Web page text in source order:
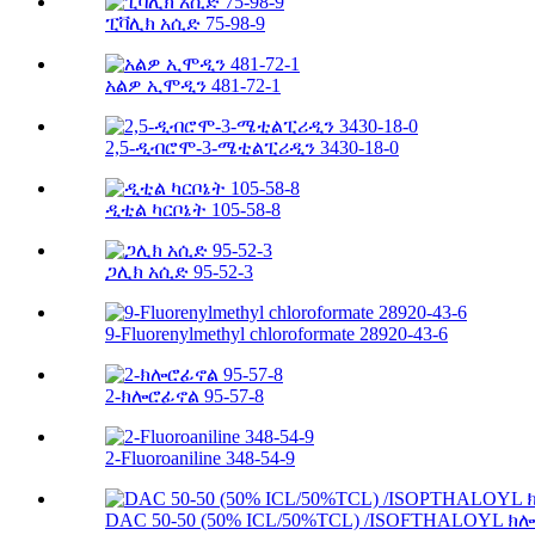
ፒቫሊክ አሲድ 75-98-9
አልዎ ኢሞዲን 481-72-1
2,5-ዲብሮሞ-3-ሜቲልፒሪዲን 3430-18-0
ዲቲል ካርቦኔት 105-58-8
ጋሊክ አሲድ 95-52-3
9-Fluorenylmethyl chloroformate 28920-43-6
2-ክሎሮፊኖል 95-57-8
2-Fluoroaniline 348-54-9
DAC 50-50 (50% ICL/50%TCL) /ISOFTHALOYL